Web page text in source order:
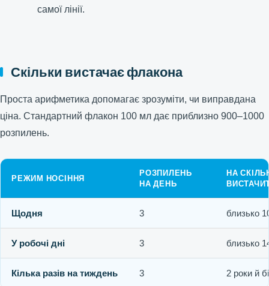
самої лінії.
Скільки вистачає флакона
Проста арифметика допомагає зрозуміти, чи виправдана
ціна. Стандартний флакон 100 мл дає приблизно 900–1000
розпилень.
РЕЖИМ НОСІННЯ
РОЗПИЛЕНЬ
НА ДЕНЬ
НА
Щодня 3 близько
У робочі дні 3 близько
Кілька разів на тиждень 3 2 роки й